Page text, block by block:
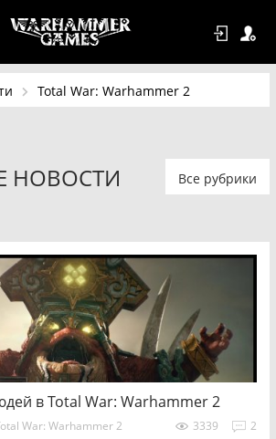
Total War: Warhammer 2
НОВОСТИ Все рубрики
в Total War: Warhammer 2
War: Warhammer 2 2
3339